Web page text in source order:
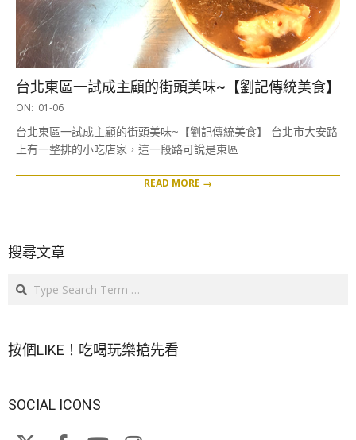
台北東區一試成主顧的街頭美味~【劉記傳統美食】
2025-
06
ON: 01-06
台北東區一試成主顧的街頭美味~【劉記傳統美食】 台北市大安路
上有一整排的小吃店家，這一段路可說是東區
READ MORE →
搜尋文章
Search
按個LIKE！吃喝玩樂搶先看
SOCIAL ICONS